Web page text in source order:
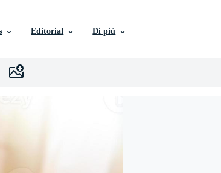
Editorial Di più